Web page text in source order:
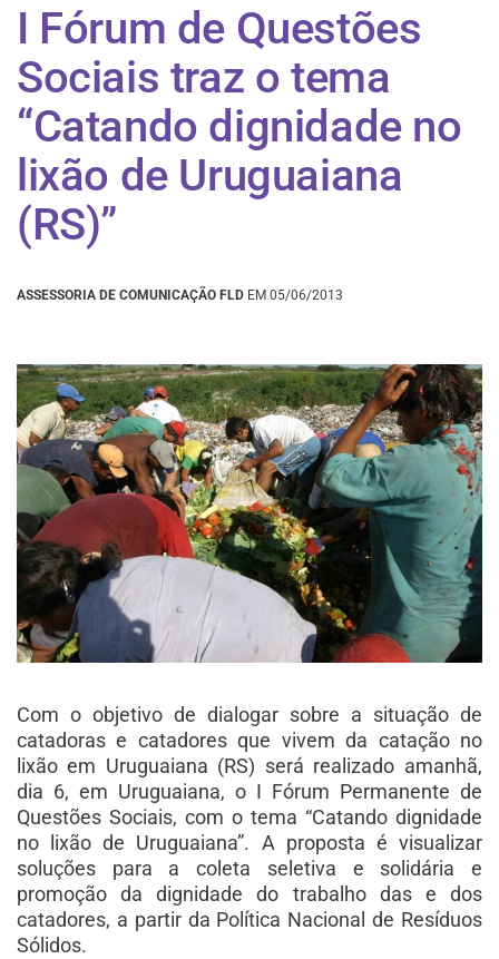
I Fórum de Questões
Sociais traz o tema
“Catando dignidade no
lixão de Uruguaiana
(RS)”
ASSESSORIA DE COMUNICAÇÃO FLD EM 05/06/2013
Com o objetivo de dialogar sobre a situação de
catadoras e catadores que vivem da catação no
lixão em Uruguaiana (RS) será realizado amanhã,
dia 6, em Uruguaiana, o I Fórum Permanente de
Questões Sociais, com o tema “Catando dignidade
no lixão de Uruguaiana”. A proposta é visualizar
soluções para a coleta seletiva e solidária e
promoção da dignidade do trabalho das e dos
catadores, a partir da Política Nacional de Resíduos
Sólidos.